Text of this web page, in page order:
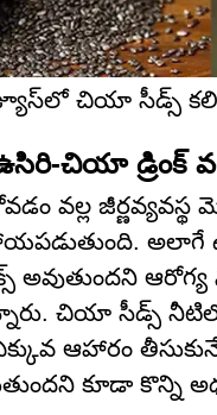
జ్యూస్‌లో చియా సీడ్స్
ఉసిరి-చియా డ్రింక్
వల్ల
అలాగే
ఆరోగ్య
చియా సీడ్స్
ఆహారం తీసుకునే
కూడా కొన్ని